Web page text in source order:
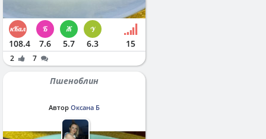
108.4 7.6 5.7 6.3 15
2 7
Пшеноблин
Автор Оксана Б